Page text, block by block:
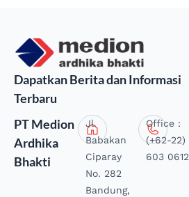
Dapatkan Berita dan Informasi
Terbaru
PT Medion
Ardhika
Bhakti
Jl.
Babakan
Ciparay
No. 282
Bandung,
Office :
(+62-22)
603 0612